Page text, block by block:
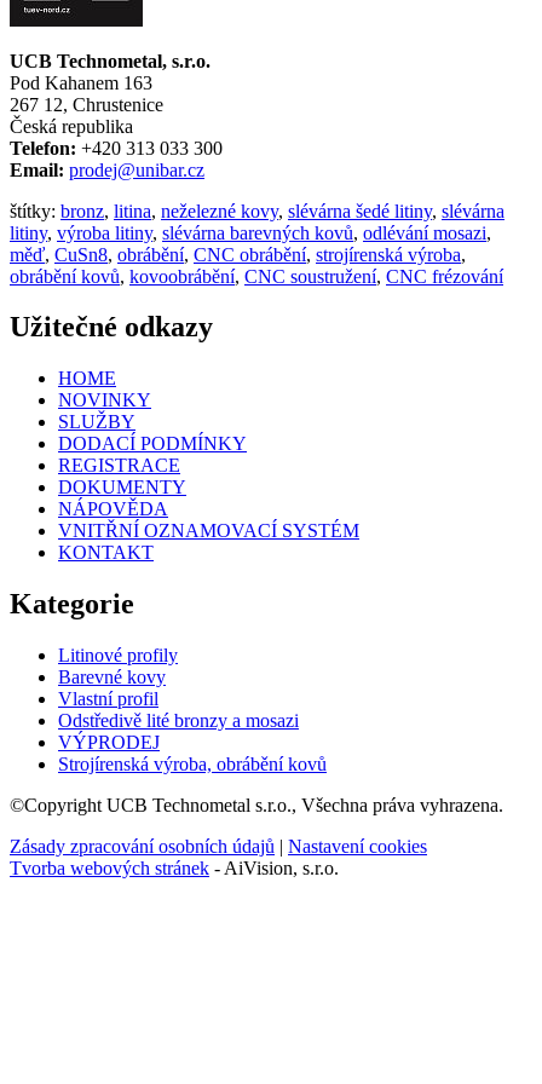
UCB Technometal, s.r.o.
Pod Kahanem 163
267 12, Chrustenice
Česká republika
Telefon: +420 313 033 300
Email: prodej@unibar.cz
štítky: bronz, litina, neželezné kovy, slévárna šedé litiny, slévárna
litiny, výroba litiny, slévárna barevných kovů, odlévání mosazi,
měď, CuSn8, obrábění, CNC obrábění, strojírenská výroba,
obrábění kovů, kovoobrábění, CNC soustružení, CNC frézování
Užitečné odkazy
HOME
NOVINKY
SLUŽBY
DODACÍ PODMÍNKY
REGISTRACE
DOKUMENTY
NÁPOVĚDA
VNITŘNÍ OZNAMOVACÍ SYSTÉM
KONTAKT
Kategorie
Litinové profily
Barevné kovy
Vlastní profil
Odstředivě lité bronzy a mosazi
VÝPRODEJ
Strojírenská výroba, obrábění kovů
©Copyright UCB Technometal s.r.o., Všechna práva vyhrazena.
Zásady zpracování osobních údajů | Nastavení cookies
Tvorba webových stránek - AiVision, s.r.o.